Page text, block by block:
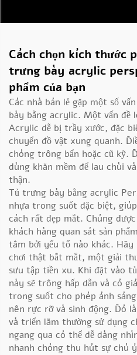
Cách chọn kích thước
trưng bày acrylic
phẩm của bạn
Các nhà bán lẻ gặp một số
bày bằng acrylic. Một vấn đề
Acrylic dễ bị trầy xước, đặc
chuyển đồ vật xung quanh.
chóng trông bẩn hoặc cũ kỹ.
dùng khăn mềm để lau chùi
thận.
Tủ trưng bày bằng acrylic
nhựa trong suốt đặc biệt,
cách rất đẹp mắt. Chúng
khách hàng quan sát sản
tâm bởi yếu tố nào khác.
chơi thật bắt mắt, một giải
sưu tập tiền xu. Khi đặt vào
này sẽ trông hấp dẫn và có
trong suốt cho phép ánh
nên rực rỡ và sinh động. Đó
và triển lãm thường sử dụng
ngang qua có thể dễ dàng
nhanh chóng thu hút sự chú